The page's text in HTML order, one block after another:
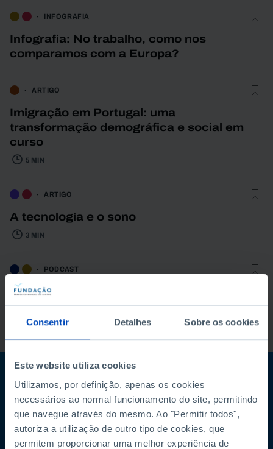
Consentir Detalhes Sobre os cookies
Este website utiliza cookies
Utilizamos, por definição, apenas os cookies
necessários ao normal funcionamento do site, permitindo
que navegue através do mesmo. Ao "Permitir todos",
autoriza a utilização de outro tipo de cookies, que
permitem proporcionar uma melhor experiência de
INFOGRAFIA
Infografia: No trabalho, como nos
comparamos com a Europa?
ARTIGO
Imigração em Portugal: uma
transformação demográfica e social em
curso
5 MIN
ARTIGO
A tecnologia e o sono
3 MIN
PODCAST
O que fazer para ganhar mais
competitividade em Portugal e na Europa?
61 MIN
Subscreva a newsletter da Fundação
Mantenha-se a par